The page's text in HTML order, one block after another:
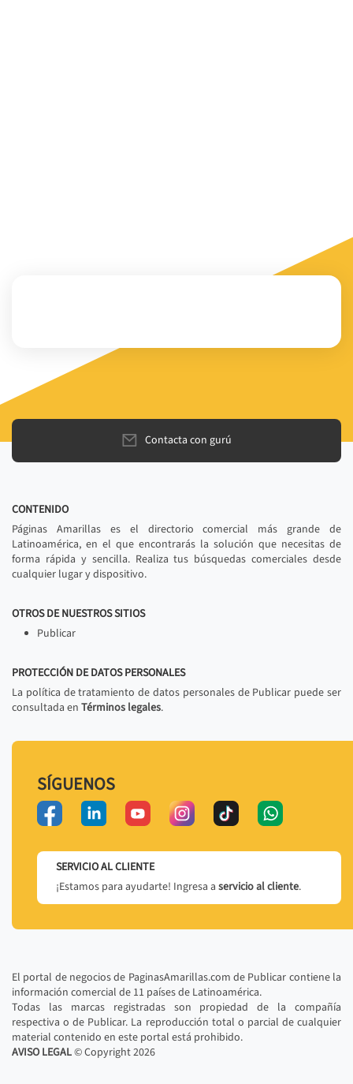
Contacta con gurú
CONTENIDO
Páginas Amarillas es el directorio comercial más grande de
Latinoamérica, en el que encontrarás la solución que necesitas de
forma rápida y sencilla. Realiza tus búsquedas comerciales desde
cualquier lugar y dispositivo.
OTROS DE NUESTROS SITIOS
Publicar
PROTECCIÓN DE DATOS PERSONALES
La política de tratamiento de datos personales de Publicar puede ser
consultada en Términos legales.
SÍGUENOS
SERVICIO AL CLIENTE
¡Estamos para ayudarte! Ingresa a servicio al cliente.
El portal de negocios de PaginasAmarillas.com de Publicar contiene la
información comercial de 11 países de Latinoamérica.
Todas las marcas registradas son propiedad de la compañía
respectiva o de Publicar. La reproducción total o parcial de cualquier
material contenido en este portal está prohibido.
AVISO LEGAL© Copyright2026